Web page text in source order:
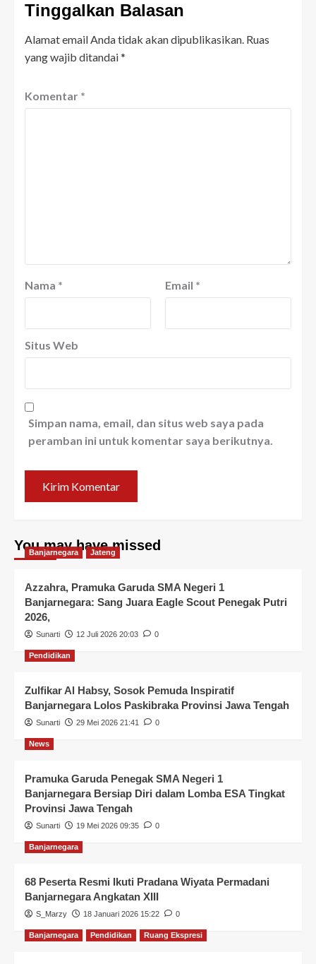
Tinggalkan Balasan
Alamat email Anda tidak akan dipublikasikan. Ruas
yang wajib ditandai*
Komentar *
Nama * Email *
Situs Web
Simpan nama, email, dan situs web saya pada
peramban ini untuk komentar saya berikutnya.
You may have missed
Banjarnegara Jateng
Azzahra, Pramuka Garuda SMA Negeri 1
Banjarnegara: Sang Juara Eagle Scout Penegak Putri
2026,
Sunarti 12 Juli 2026 20:03 0
Pendidikan
Zulfikar Al Habsy, Sosok Pemuda Inspiratif
Banjarnegara Lolos Paskibraka Provinsi Jawa Tengah
Sunarti 29 Mei 2026 21:41 0
News
Pramuka Garuda Penegak SMA Negeri 1
Banjarnegara Bersiap Diri dalam Lomba ESA Tingkat
Provinsi Jawa Tengah
Sunarti 19 Mei 2026 09:35 0
Banjarnegara
68 Peserta Resmi Ikuti Pradana Wiyata Permadani
Banjarnegara Angkatan XIII
S_Marzy 18 Januari 2026 15:22 0
Banjarnegara Pendidikan Ruang Ekspresi